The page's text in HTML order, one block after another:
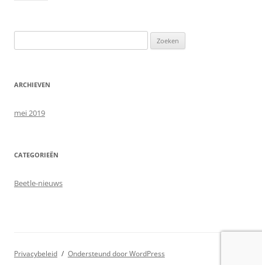
naar:
ARCHIEVEN
mei 2019
CATEGORIEËN
Beetle-nieuws
Privacybeleid Ondersteund door WordPress